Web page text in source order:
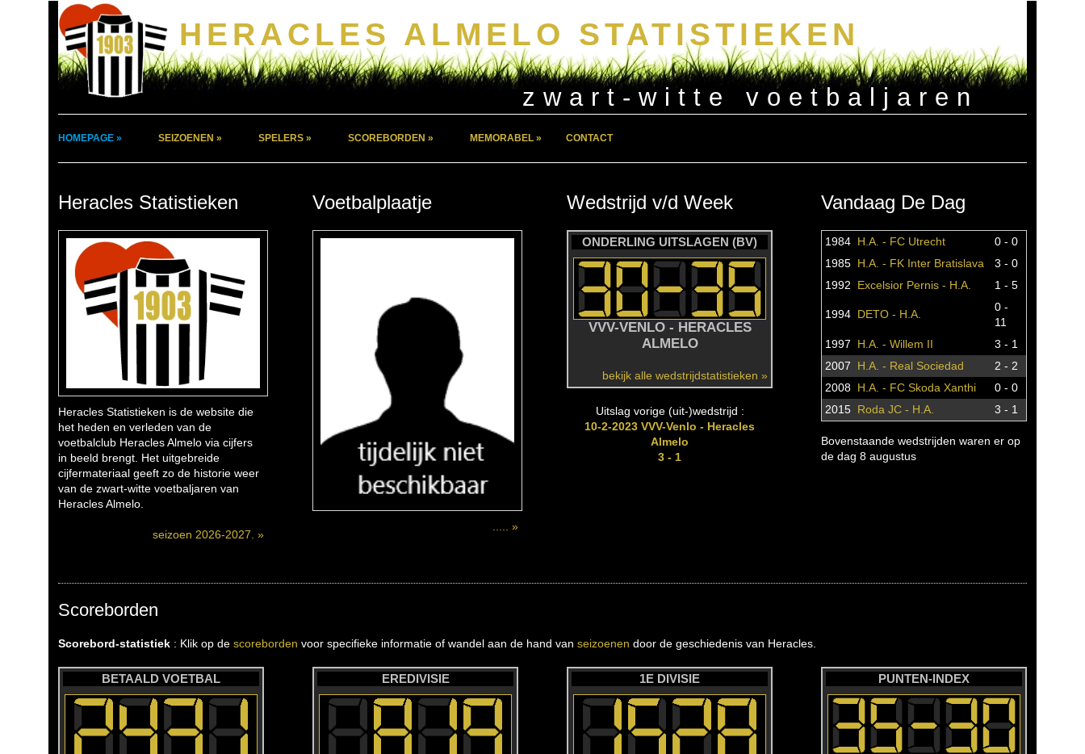
HERACLES ALMELO STATISTIEKEN
zwart-witte voetbaljaren
HOMEPAGE » SEIZOENEN » SPELERS » SCOREBORDEN » MEMORABEL » CONTACT
Heracles Statistieken
Heracles Statistieken is de website die
het heden en verleden van de
voetbalclub Heracles Almelo via cijfers
in beeld brengt. Het uitgebreide
cijfermateriaal geeft zo de historie weer
van de zwart-witte voetbaljaren van
Heracles Almelo.
seizoen 2026-2027. »
Voetbalplaatje
..... »
Wedstrijd v/d Week
ONDERLING UITSLAGEN (BV)
VVV-VENLO - HERACLES
ALMELO
bekijk alle wedstrijdstatistieken »
Uitslag vorige (uit-)wedstrijd :
10-2-2023 VVV-Venlo - Heracles
Almelo
3 - 1
Vandaag De Dag
1984 H.A. - FC Utrecht
0 - 0
1985 H.A. - FK Inter Bratislava
3 - 0
1992
Excelsior Pernis - H.A. 1 - 5
1994 DETO - H.A.
0 -
11
1997
H.A. - Willem II
3 - 1
2007
H.A. - Real Sociedad
2 - 2
2008 H.A. - FC Skoda Xanthi
0 - 0
2015 Roda JC - H.A. 3 - 1
Bovenstaande wedstrijden waren er op
de dag 8 augustus
Scoreborden
Scorebord-statistiek : Klik op de scoreborden voor specifieke informatie of wandel aan de hand van seizoenen door de geschiedenis van Heracles.
BETAALD VOETBAL EREDIVISIE 1E DIVISIE PUNTEN-INDEX